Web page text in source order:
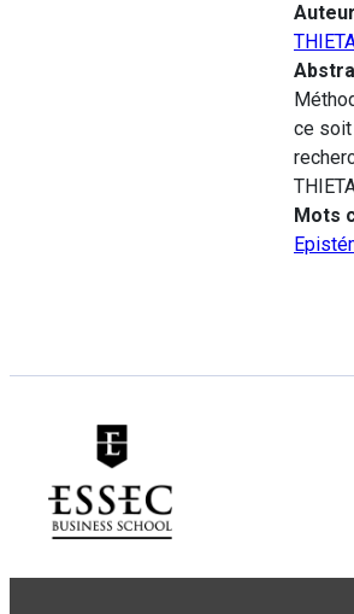
ce soit
Mots